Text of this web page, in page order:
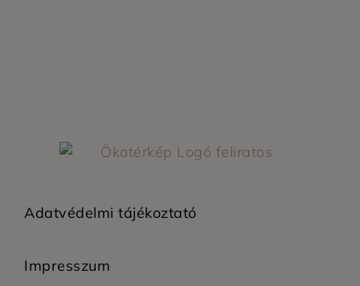
Adatvédelmi tájékoztató
Impresszum